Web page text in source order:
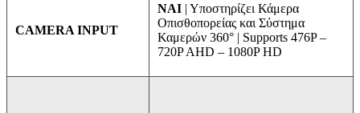
CAMERA INPUT
ΝΑΙ | Υποστηρίζει Κάμερα
Οπισθοπορείας και Σύστημα
Καμερών 360° | Supports 476P –
720P AHD – 1080P HD